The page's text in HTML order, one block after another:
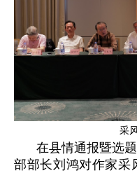
采
在县情通报暨选
部部长刘鸿对作家采